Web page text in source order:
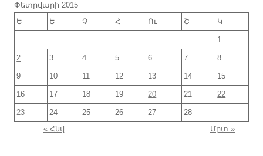
Փետրվարի 2015
Ե
Ե Չ Հ Ու Շ Կ
1
2 3 4 5 6 7 8
9 10 11 12 13 14 15
16 17 18 19 20 21 22
23 24 25 26 27
28
« Հնվ
Մրտ »